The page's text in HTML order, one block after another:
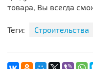
товара, Вы всегда
Теги: Строительства